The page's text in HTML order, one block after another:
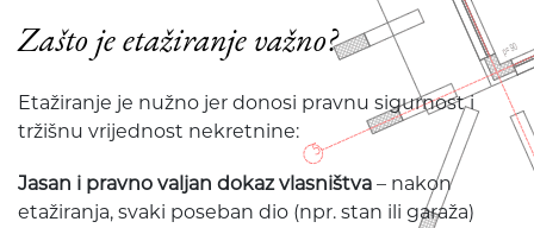
Zašto je etažiranje važno?
Etažiranje je nužno jer donosi pravnu sigurnost i
tržišnu vrijednost nekretnine:
Jasan i pravno valjan dokaz vlasništva – nakon
etažiranja, svaki poseban dio (npr. stan ili garaža)